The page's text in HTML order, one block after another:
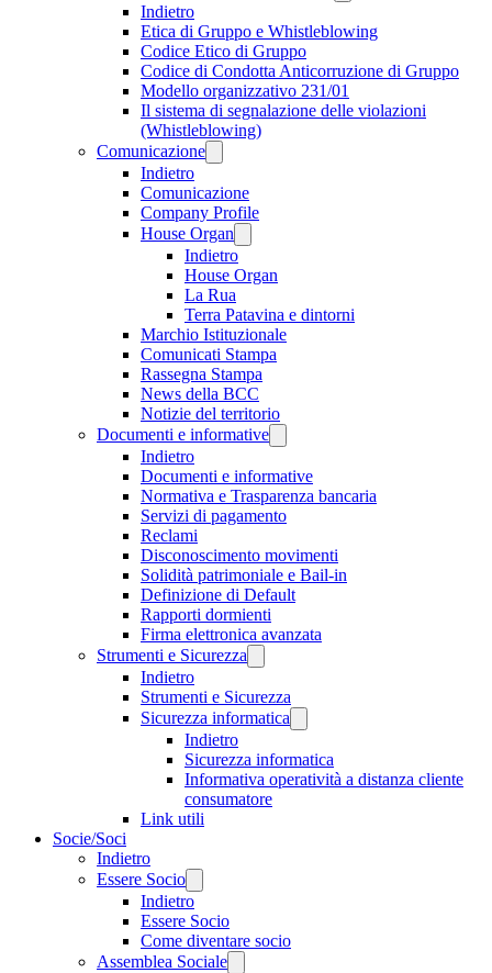
Indietro
Etica di Gruppo e Whistleblowing
Codice Etico di Gruppo
Codice di Condotta Anticorruzione di Gruppo
Modello organizzativo 231/01
Il sistema di segnalazione delle violazioni
(Whistleblowing)
Comunicazione
Indietro
Comunicazione
Company Profile
House Organ
Indietro
House Organ
La Rua
Terra Patavina e dintorni
Marchio Istituzionale
Comunicati Stampa
Rassegna Stampa
News della BCC
Notizie del territorio
Documenti e informative
Indietro
Documenti e informative
Normativa e Trasparenza bancaria
Servizi di pagamento
Reclami
Disconoscimento movimenti
Solidità patrimoniale e Bail-in
Definizione di Default
Rapporti dormienti
Firma elettronica avanzata
Strumenti e Sicurezza
Indietro
Strumenti e Sicurezza
Sicurezza informatica
Indietro
Sicurezza informatica
Informativa operatività a distanza cliente
consumatore
Link utili
Socie/Soci
Indietro
Essere Socio
Indietro
Essere Socio
Come diventare socio
Assemblea Sociale